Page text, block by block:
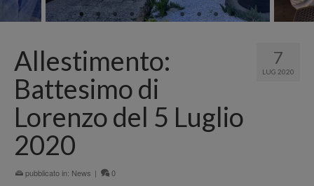
7
LUG 2020
Allestimento:
Battesimo di
Lorenzo del 5 Luglio
2020
pubblicato in: News | 0